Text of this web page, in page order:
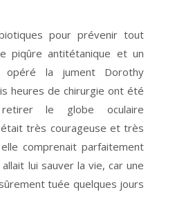
pour prévenir tout
piqûre antitétanique et un
opéré la jument Dorothy
heures de chirurgie ont été
le globe oculaire
était très courageuse et très
comprenait parfaitement
lui sauver la vie, car une
tuée quelques jours